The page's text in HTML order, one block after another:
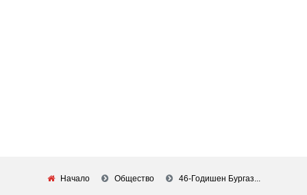
Начало Общество 46-Годишен Бургаз...